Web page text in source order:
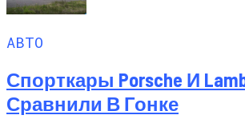
АВТО
Спорткары Porsche И
Сравнили В Гонке